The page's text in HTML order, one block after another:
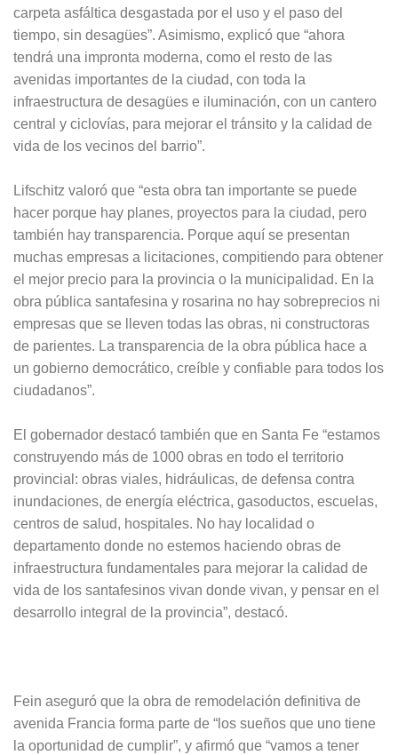
carpeta asfáltica desgastada por el uso y el paso del
tiempo, sin desagües”. Asimismo, explicó que “ahora
tendrá una impronta moderna, como el resto de las
avenidas importantes de la ciudad, con toda la
infraestructura de desagües e iluminación, con un cantero
central y ciclovías, para mejorar el tránsito y la calidad de
vida de los vecinos del barrio”.
Lifschitz valoró que “esta obra tan importante se puede
hacer porque hay planes, proyectos para la ciudad, pero
también hay transparencia. Porque aquí se presentan
muchas empresas a licitaciones, compitiendo para obtener
el mejor precio para la provincia o la municipalidad. En la
obra pública santafesina y rosarina no hay sobreprecios ni
empresas que se lleven todas las obras, ni constructoras
de parientes. La transparencia de la obra pública hace a
un gobierno democrático, creíble y confiable para todos los
ciudadanos”.
El gobernador destacó también que en Santa Fe “estamos
construyendo más de 1000 obras en todo el territorio
provincial: obras viales, hidráulicas, de defensa contra
inundaciones, de energía eléctrica, gasoductos, escuelas,
centros de salud, hospitales. No hay localidad o
departamento donde no estemos haciendo obras de
infraestructura fundamentales para mejorar la calidad de
vida de los santafesinos vivan donde vivan, y pensar en el
desarrollo integral de la provincia”, destacó.
Fein aseguró que la obra de remodelación definitiva de
avenida Francia forma parte de “los sueños que uno tiene
la oportunidad de cumplir”, y afirmó que “vamos a tener